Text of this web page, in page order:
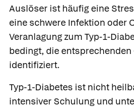
Auslöser ist häufig eine
eine schwere Infektion oder
Veranlagung zum Typ-1-
bedingt, die
identifiziert.
Typ-1-Diabetes ist nicht
intensiver Schulung und